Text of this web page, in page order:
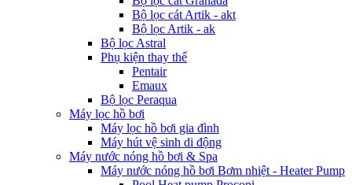
Bộ lọc cát Artik - akt
Bộ lọc Artik - ak
Bộ lọc Astral
Phụ kiện thay thế
Pentair
Emaux
Bộ lọc Peraqua
Máy lọc hồ bơi
Máy lọc hồ bơi gia đình
Máy hút vệ sinh di động
Máy nước nóng hồ bơi & Spa
Máy nước nóng hồ bơi Bơm nhiệt - Heater Pump